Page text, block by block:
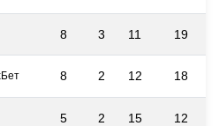
8 3 11 19
8 2 12 18
5 2 15 12